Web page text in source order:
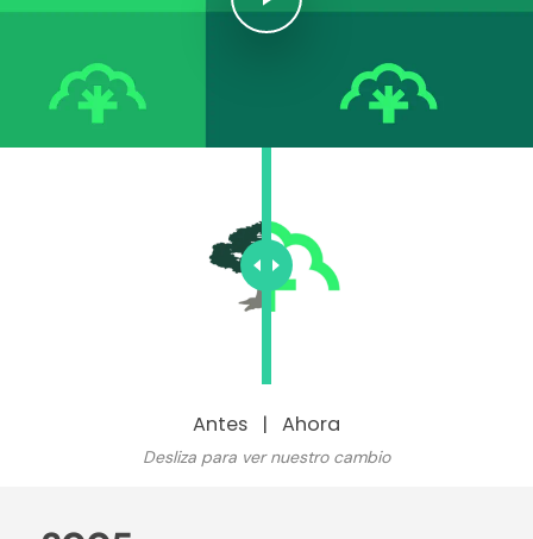
Antes | Ahora
Desliza para ver nuestro cambio